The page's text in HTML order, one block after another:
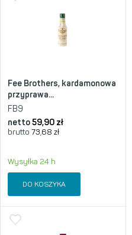
Fee Brothers, kardamonowa
przyprawa...
FB9
netto 59,90 zł
brutto 73,68 zł
Wysyłka 24 h
DO KOSZYKA